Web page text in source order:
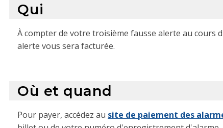
Qui
À compter de votre troisième fausse alerte au cours
alerte vous sera facturée.
Où et quand
Pour payer, accédez au site de paiement des